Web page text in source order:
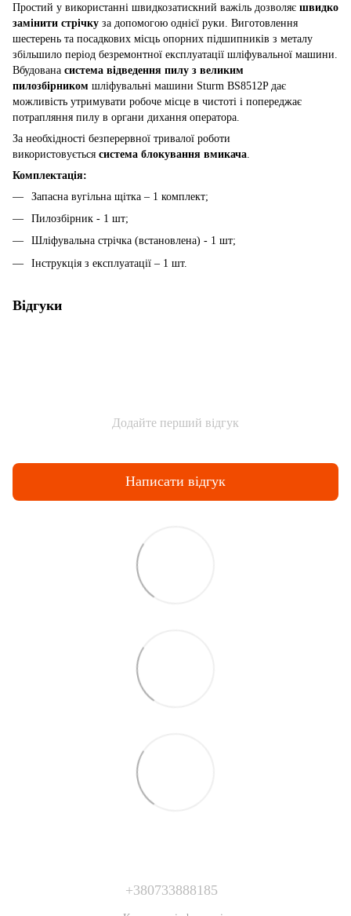
Простий у використанні швидкозатискний важіль дозволяє швидко
замінити стрічку за допомогою однієї руки. Виготовлення
шестерень та посадкових місць опорних підшипників з металу
збільшило період безремонтної експлуатації шліфувальної машини.
Вбудована система відведення пилу з великим
пилозбірником шліфувальні машини Sturm BS8512P дає
можливість утримувати робоче місце в чистоті і попереджає
потрапляння пилу в органи дихання оператора.
За необхідності безперервної тривалої роботи
використовується система блокування вмикача
Комплектація:
Запасна вугільна щітка – 1 комплект;
Пилозбірник - 1 шт;
Шліфувальна стрічка (встановлена) - 1 шт;
Інструкція з експлуатації – 1 шт.
Відгуки
Додайте перший відгук
Написати відгук
+380733888185